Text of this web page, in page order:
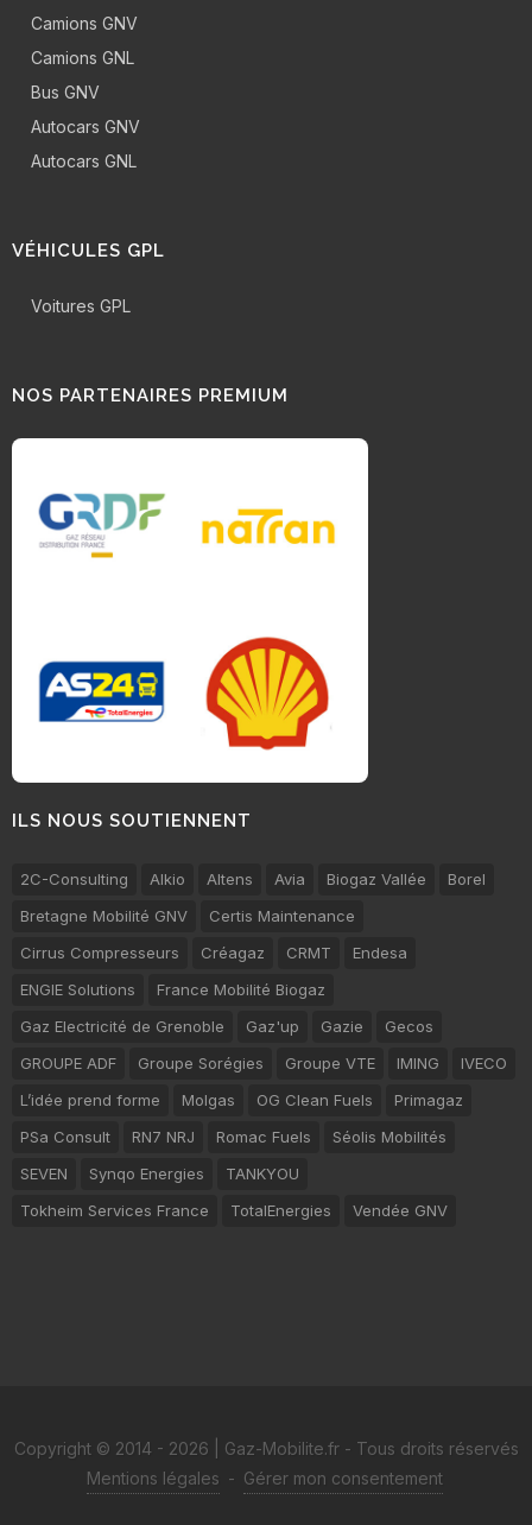
Camions GNV
Camions GNL
Bus GNV
Autocars GNV
Autocars GNL
VÉHICULES GPL
Voitures GPL
NOS PARTENAIRES PREMIUM
ILS NOUS SOUTIENNENT
2C-Consulting Alkio Altens Avia Biogaz Vallée
Borel
Bretagne Mobilité GNV
Certis Maintenance
Cirrus Compresseurs
Créagaz CRMT
Endesa
ENGIE Solutions
France Mobilité Biogaz
Gaz Electricité de Grenoble
Gaz'up Gazie
Gecos
GROUPE ADF
Groupe Sorégies Groupe VTE IMING
IVECO
L’idée prend forme
Molgas OG Clean Fuels
Primagaz
PSa Consult
RN7 NRJ Romac Fuels
Séolis Mobilités
SEVEN
Synqo Energies
TANKYOU
Tokheim Services France
TotalEnergies Vendée GNV
Copyright © 2014 - 2026 | Gaz-Mobilite.fr - Tous droits réservés
Mentions légales - Gérer mon consentement